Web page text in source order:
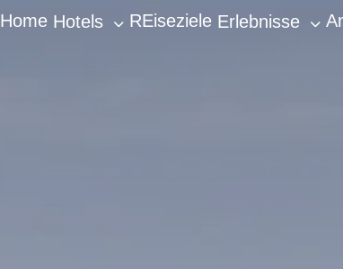
Home Hotels REiseziele Erlebnisse